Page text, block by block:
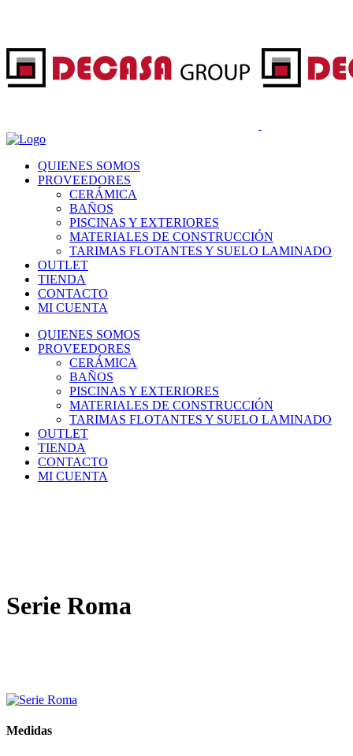
QUIENES SOMOS
PROVEEDORES
CERÁMICA
BAÑOS
PISCINAS Y EXTERIORES
MATERIALES DE CONSTRUCCIÓN
TARIMAS FLOTANTES Y SUELO LAMINADO
OUTLET
TIENDA
CONTACTO
MI CUENTA
QUIENES SOMOS
PROVEEDORES
CERÁMICA
BAÑOS
PISCINAS Y EXTERIORES
MATERIALES DE CONSTRUCCIÓN
TARIMAS FLOTANTES Y SUELO LAMINADO
OUTLET
TIENDA
CONTACTO
MI CUENTA
Serie Roma
Medidas